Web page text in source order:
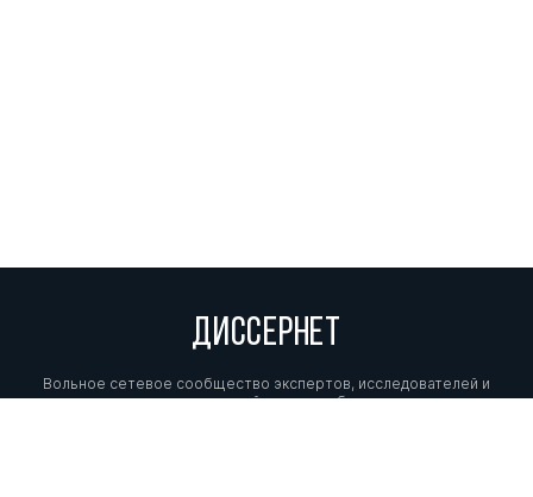
ДИССЕРНЕТ
Вольное сетевое сообщество экспертов, исследователей и
репортеров, посвящающих свой труд разоблачениям мошенников,